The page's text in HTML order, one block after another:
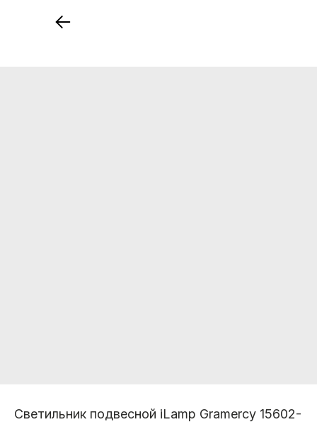
Светильник подвесной iLamp Gramercy 15602-